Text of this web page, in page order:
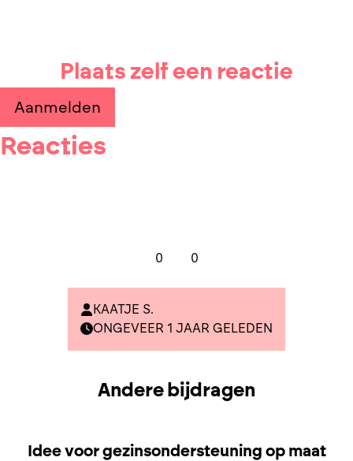
Plaats zelf een reactie
Aanmelden
Reacties
0 0
KAATJE S.
ONGEVEER 1 JAAR GELEDEN
Andere bijdragen
Idee voor gezinsondersteuning op maat